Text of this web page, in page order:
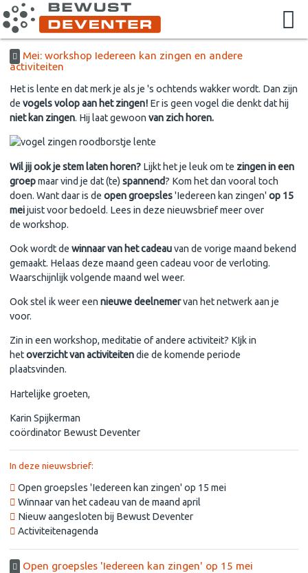
Mei: workshop Iedereen kan zingen en andere
activiteiten
Het is lente en dat merk je als je 's ochtends wakker wordt. Dan zijn
de vogels volop aan het zingen! Er is geen vogel die denkt dat hij
niet kan zingen. Hij laat gewoon van zich horen.
Wil jij ook je stem laten horen? Lijkt het je leuk om te zingen in een
groepmaar vind je dat (te) spannend? Kom het dan vooral toch
doen. Want daar is de open groepsles'Iedereen kan zingen' op 15
meijuist voor bedoeld. Lees in deze nieuwsbrief meer over
de workshop.
Ook wordt de winnaar van het cadeauvan de vorige maand bekend
gemaakt. Helaas deze maand geen cadeau voor de verloting.
Waarschijnlijk volgende maand wel weer.
Ook stel ik weer een nieuwe deelnemervan het netwerk aan je
voor.
Zin in een workshop, meditatie of andere activiteit? KIjk in
hetoverzicht van activiteitendie de komende periode
plaatsvinden.
Hartelijke groeten,
Karin Spijkerman
coördinator Bewust Deventer
In deze nieuwsbrief:
Open groepsles 'Iedereen kan zingen' op 15 mei
Winnaar van het cadeau van de maand april
Nieuw aangesloten bij Bewust Deventer
Activiteitenagenda
Open groepsles 'Iedereen kan zingen' op 15 mei